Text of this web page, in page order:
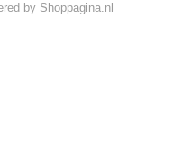
by Shoppagina.nl